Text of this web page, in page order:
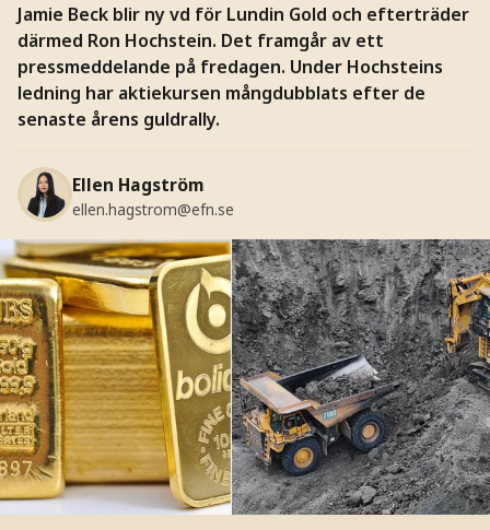
Jamie Beck blir ny vd för Lundin Gold och efterträder
därmed Ron Hochstein. Det framgår av ett
pressmeddelande på fredagen. Under Hochsteins
ledning har aktiekursen mångdubblats efter de
senaste årens guldrally.
Ellen Hagström
ellen.hagstrom@efn.se